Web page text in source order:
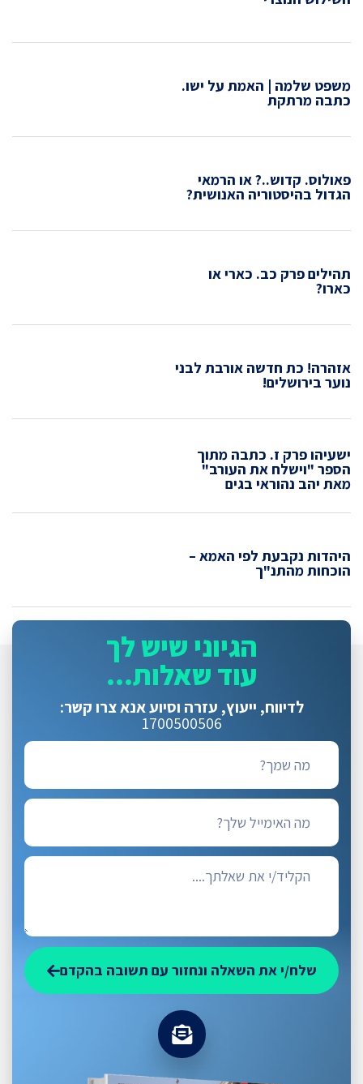
משפט שלמה | האמת על ישו.
כתבה מרתקת
פאולוס. קדוש..? או הרמאי
הגדול בהיסטוריה האנושית?
תהילים פרק כב. כארי או
כארו?
אזהרה! כת חדשה אורבת לבני
נוער בירושלים!
ישעיהו פרק ז. כתבה מתוך
הספר "וישלח את העורב"
מאת יהב נהוראי בגים
היהדות נקבעת לפי האמא –
הוכחות מהתנ"ך
הגיוני שיש לך
עוד שאלות...
לדיווח, ייעוץ, עזרה וסיועאנא צרו קשר:
1700500506
שלח/י את השאלה ונחזור עם תשובה בהקדם